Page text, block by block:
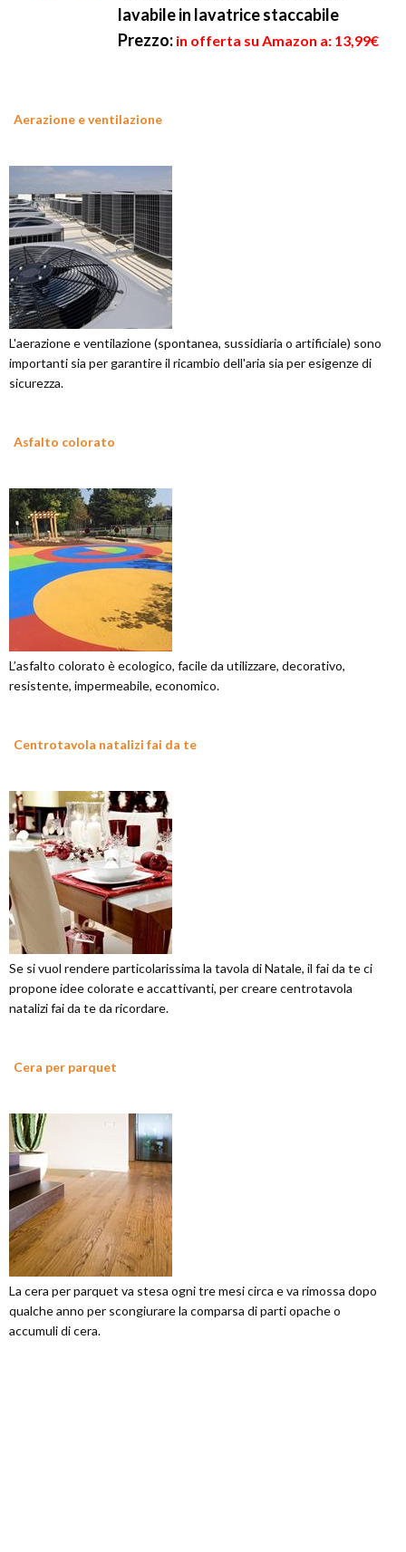
lavabile in lavatrice staccabile
Prezzo: in offerta su Amazon a: 13,99€
Aerazione e ventilazione
L'aerazione e ventilazione (spontanea, sussidiaria o artificiale) sono
importanti sia per garantire il ricambio dell'aria sia per esigenze di
sicurezza.
Asfalto colorato
L’asfalto colorato è ecologico, facile da utilizzare, decorativo,
resistente, impermeabile, economico.
Centrotavola natalizi fai da te
Se si vuol rendere particolarissima la tavola di Natale, il fai da te ci
propone idee colorate e accattivanti, per creare centrotavola
natalizi fai da te da ricordare.
Cera per parquet
La cera per parquet va stesa ogni tre mesi circa e va rimossa dopo
qualche anno per scongiurare la comparsa di parti opache o
accumuli di cera.